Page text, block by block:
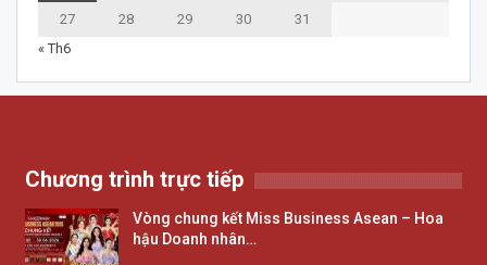
27 28 29 30
31
« Th6
Chương trình trực tiếp
Vòng chung kết Miss Business Asean – Hoa
hậu Doanh nhân…